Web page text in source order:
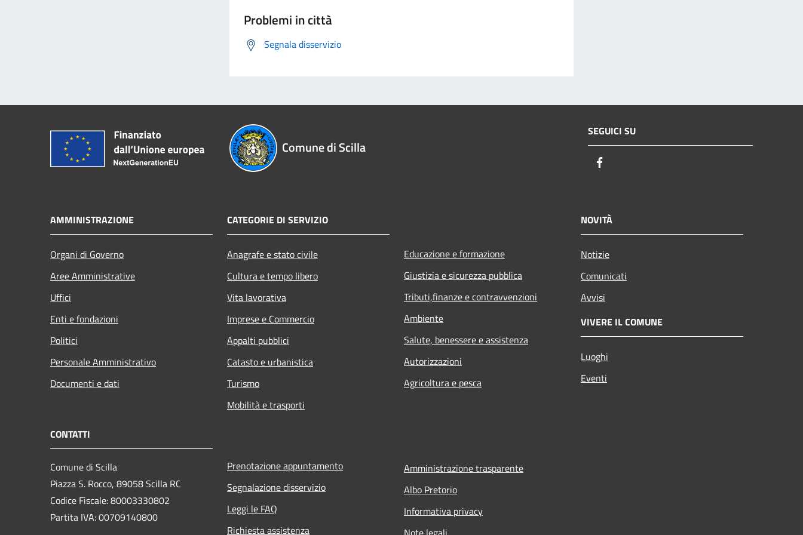
Problemi in città
Segnala disservizio
Comune di Scilla
SEGUICI SU
AMMINISTRAZIONE
Organi di Governo
Aree Amministrative
Uffici
Enti e fondazioni
Politici
Personale Amministrativo
Documenti e dati
CATEGORIE DI SERVIZIO
Anagrafe e stato civile
Cultura e tempo libero
Vita lavorativa
Imprese e Commercio
Appalti pubblici
Catasto e urbanistica
Turismo
Mobilità e trasporti
Educazione e formazione
Giustizia e sicurezza pubblica
Tributi,finanze e contravvenzioni
Ambiente
Salute, benessere e assistenza
Autorizzazioni
Agricoltura e pesca
NOVITÀ
Notizie
Comunicati
Avvisi
VIVERE IL COMUNE
Luoghi
Eventi
CONTATTI
Comune di Scilla
Piazza S. Rocco, 89058 Scilla RC
Codice Fiscale: 80003330802
Partita IVA: 00709140800
Prenotazione appuntamento
Segnalazione disservizio
Leggi le FAQ
Richiesta assistenza
Amministrazione trasparente
Albo Pretorio
Informativa privacy